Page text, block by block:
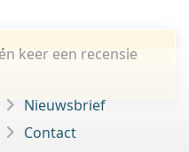
keer een recensie
Nieuwsbrief
Contact